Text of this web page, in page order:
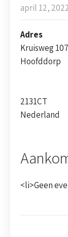
april 12,
Adres
Kruisweg
Hoofddorp
2131CT
Nederland
<li>Geen